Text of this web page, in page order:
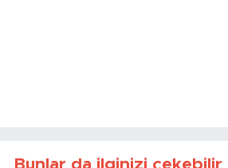
Bunlar da ilginizi çekebilir